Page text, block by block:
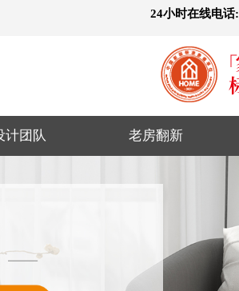
24小时在线电话:
计团队 老房翻新